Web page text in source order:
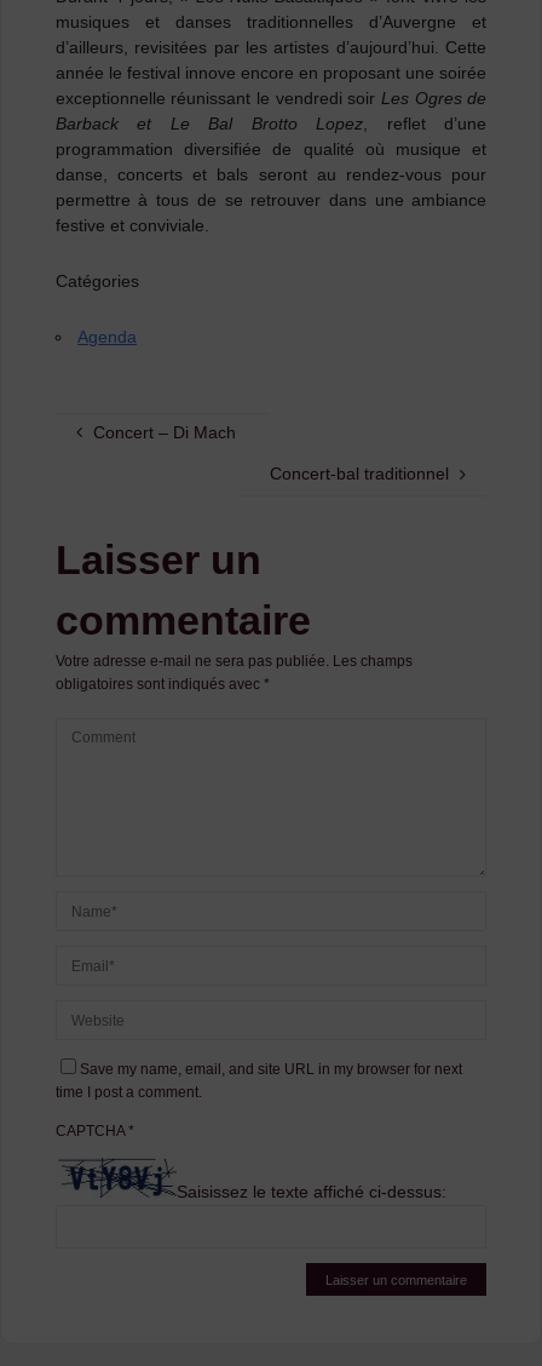
musiques et danses traditionnelles d’Auvergne et
d’ailleurs, revisitées par les artistes d’aujourd’hui. Cette
année le festival innove encore en proposant une soirée
exceptionnelle réunissant le vendredi soir Les Ogres de
Barback et Le Bal Brotto Lopez , reflet d’une
programmation diversifiée de qualité où musique et
danse, concerts et bals seront au rendez-vous pour
permettre à tous de se retrouver dans une ambiance
festive et conviviale.
Catégories
Agenda
Concert – Di Mach
Concert-bal traditionnel
Laisser un
commentaire
Votre adresse e-mail ne sera pas publiée. Les champs
obligatoires sont indiqués avec *
Save my name, email, and site URL in my browser for next
time I post a comment.
CAPTCHA*
Saisissez le texte affiché ci-dessus: